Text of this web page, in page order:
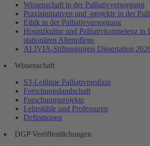
Wissenschaft in der Palliativversorgung
Praxisinitiativen und -projekte in der
Ethik in der Palliativversorgung
Hospizkultur und Palliativkompetenz in
stationären Altenpflege
ALIVIA-Stiftungspreis Dissertation
Wissenschaft
S3-Leitlinie Palliativmedizin
Forschungslandschaft
Forschungsprojekte
Lehrstühle und Professuren
Definitionen
DGP Veröffentlichungen